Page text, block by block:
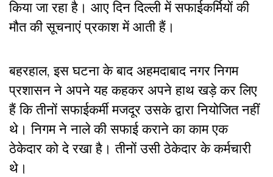
किया जा रहा है। आए दिन दिल्ली में सफाईकर्मियों की
मौत की सूचनाएं प्रकाश में आती हैं।
बहरहाल, इस घटना के बाद अहमदाबाद नगर निगम
प्रशासन ने अपने यह कहकर अपने हाथ खड़े कर लिए
हैं कि तीनों सफाईकर्मी मजदूर उसके द्वारा नियोजित नहीं
थे। निगम ने नाले की सफाई कराने का काम एक
ठेकेदार को दे रखा है। तीनों उसी ठेकेदार के कर्मचारी
थे।